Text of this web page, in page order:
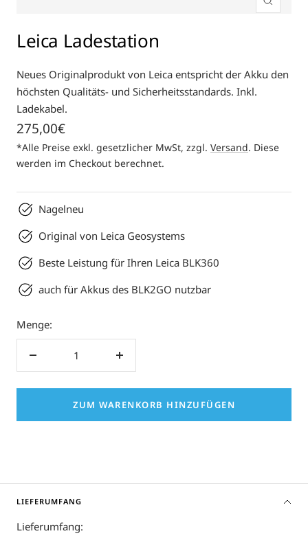
Zoom
Leica Ladestation
Neues Originalprodukt von Leica entspricht der Akku den
höchsten Qualitäts- und Sicherheitsstandards. Inkl.
Ladekabel.
Angebotspreis
275,00€
*Alle Preise exkl. gesetzlicher MwSt, zzgl. Versand. Diese
werden im Checkout berechnet.
Nagelneu
Original von Leica Geosystems
Beste Leistung für Ihren Leica BLK360
auch für Akkus des BLK2GO nutzbar
Menge:
Menge
ZUM WARENKORB HINZUFÜGEN
LIEFERUMFANG
Lieferumfang: